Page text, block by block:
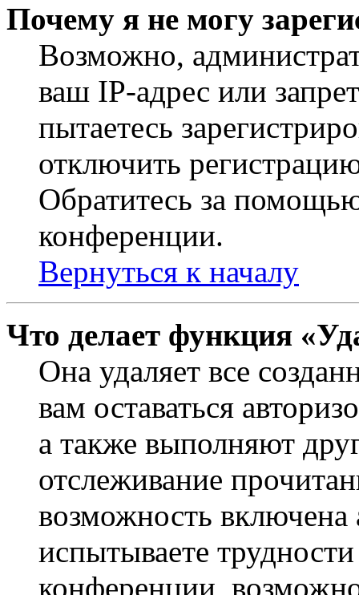
Почему я не могу
Возможно,
ваш IP-адрес или
пытаетесь
отключить
Обратитесь за
конференции.
Вернуться к началу
Что делает функция
Она удаляет все
вам оставаться
а также выполняют
отслеживание
возможность
испытываете
конференции,